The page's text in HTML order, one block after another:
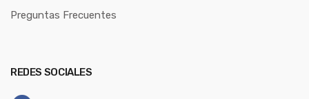
Preguntas Frecuentes
REDES SOCIALES